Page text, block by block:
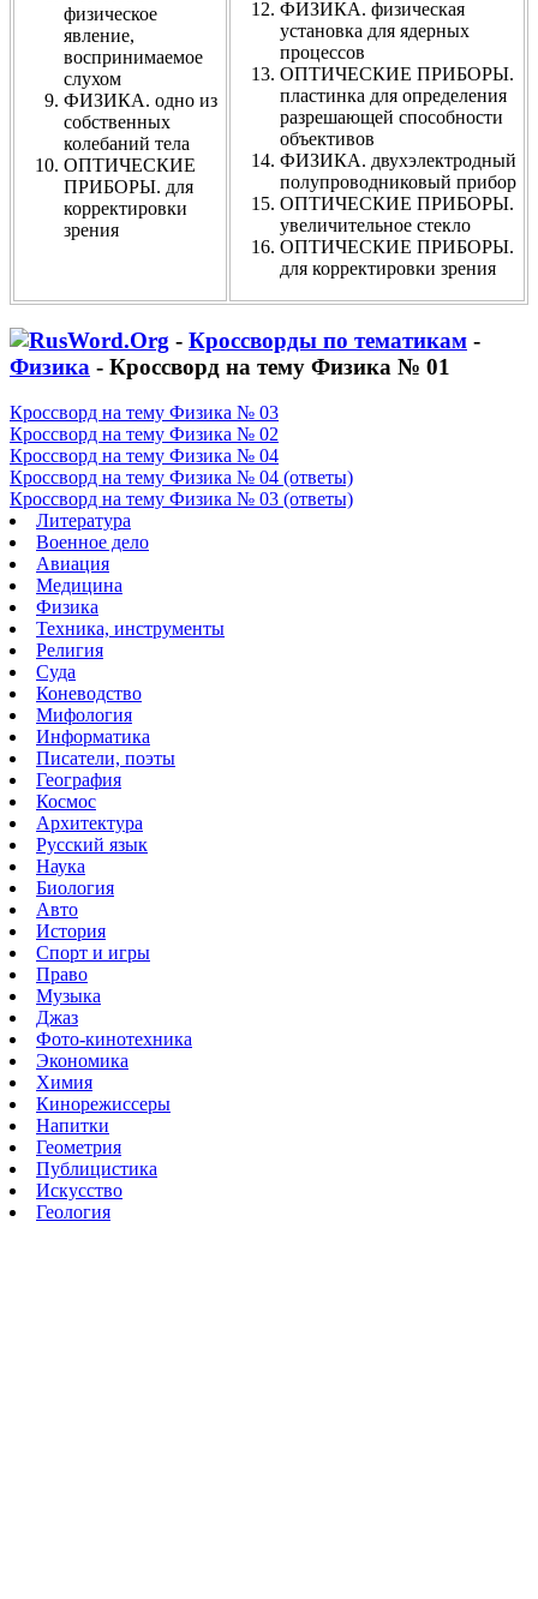
физическое
явление,
воспринимаемое
слухом
ФИЗИКА. одно из
собственных
колебаний тела
ОПТИЧЕСКИЕ
ПРИБОРЫ. для
корректировки
зрения
ФИЗИКА. физическая
установка для ядерных
процессов
ОПТИЧЕСКИЕ ПРИБОРЫ.
пластинка для определения
разрешающей способности
объективов
ФИЗИКА. двухэлектродный
полупроводниковый прибор
ОПТИЧЕСКИЕ ПРИБОРЫ.
увеличительное стекло
ОПТИЧЕСКИЕ ПРИБОРЫ.
для корректировки зрения
- Кроссворды по тематикам -
Физика - Кроссворд на тему Физика № 01
Кроссворд на тему Физика № 03
Кроссворд на тему Физика № 02
Кроссворд на тему Физика № 04
Кроссворд на тему Физика № 04 (ответы)
Кроссворд на тему Физика № 03 (ответы)
Литература
Военное дело
Авиация
Медицина
Физика
Техника, инструменты
Религия
Суда
Коневодство
Мифология
Информатика
Писатели, поэты
География
Космос
Архитектура
Русский язык
Наука
Биология
Авто
История
Спорт и игры
Право
Музыка
Джаз
Фото-кинотехника
Экономика
Химия
Кинорежиссеры
Напитки
Геометрия
Публицистика
Искусство
Геология